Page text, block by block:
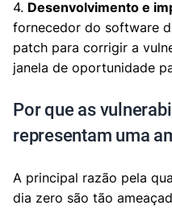
4. Desenvolvimento e
fornecedor do software
patch para corrigir a
janela de oportunidade
Por que as
representam uma
A principal razão pela
dia zero são tão